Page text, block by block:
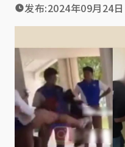
发布:2024年09月24